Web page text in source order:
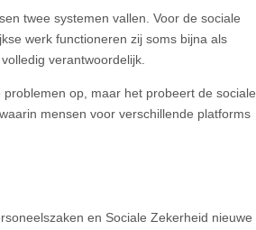
twee systemen vallen. Voor de sociale
werk functioneren zij soms bijna als
verantwoordelijk.
op, maar het probeert de sociale
mensen voor verschillende platforms
en Sociale Zekerheid nieuwe